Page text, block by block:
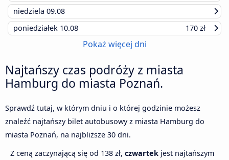
niedziela 09.08
poniedziałek 10.08 170 zł
Pokaż więcej dni
Najtańszy czas podróży z miasta
Hamburg do miasta Poznań.
Sprawdź tutaj, w którym dniu i o której godzinie możesz
znaleźć najtańszy bilet autobusowy z miasta Hamburg do
miasta Poznań, na najbliższe 30 dni.
Z ceną zaczynającą się od 138 zł, czwartek jest najtańszym